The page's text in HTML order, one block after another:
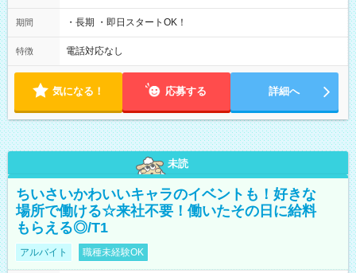
期間 ・長期 ・即日スタートOK！
特徴 電話対応なし
気になる！ 応募する 詳細へ
未読
ちいさいかわいいキャラのイベントも！好きな
場所で働ける☆来社不要！働いたその日に給料
もらえる◎/T1
アルバイト 職種未経験OK